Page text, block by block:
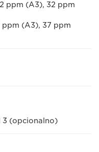
ppm (A3), 32 ppm
ppm (A3), 37 ppm
3 (opcionalno)